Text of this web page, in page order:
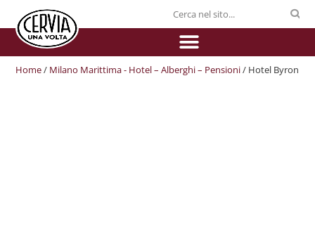
Home/ Milano Marittima - Hotel – Alberghi – Pensioni/ Hotel Byron